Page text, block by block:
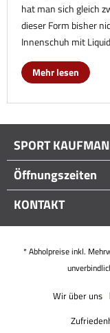
hat man sich gleich
dieser Form bisher
Innenschuh mit
Mehr lesen
SPORT
Öffnungszeiten
KONTAKT
* Abholpreise inkl.
Wir über uns